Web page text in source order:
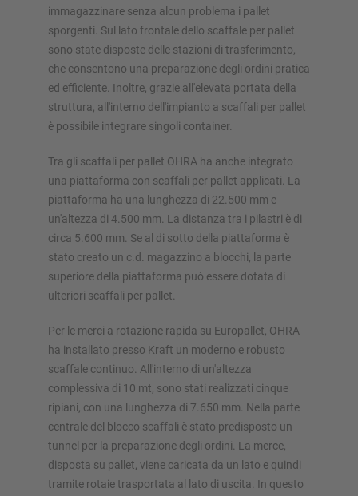
immagazzinare senza alcun problema i pallet
sporgenti. Sul lato frontale dello scaffale per pallet
sono state disposte delle stazioni di trasferimento,
che consentono una preparazione degli ordini pratica
ed efficiente. Inoltre, grazie all'elevata portata della
struttura, all'interno dell'impianto a scaffali per pallet
è possibile integrare singoli container.
Tra gli scaffali per pallet OHRA ha anche integrato
una piattaforma con scaffali per pallet applicati. La
piattaforma ha una lunghezza di 22.500 mm e
un'altezza di 4.500 mm. La distanza tra i pilastri è di
circa 5.600 mm. Se al di sotto della piattaforma è
stato creato un c.d. magazzino a blocchi, la parte
superiore della piattaforma può essere dotata di
ulteriori scaffali per pallet.
Per le merci a rotazione rapida su Europallet, OHRA
ha installato presso Kraft un moderno e robusto
scaffale continuo. All'interno di un'altezza
complessiva di 10 mt, sono stati realizzati cinque
ripiani, con una lunghezza di 7.650 mm. Nella parte
centrale del blocco scaffali è stato predisposto un
tunnel per la preparazione degli ordini. La merce,
disposta su pallet, viene caricata da un lato e quindi
tramite rotaie trasportata al lato di uscita. In questo